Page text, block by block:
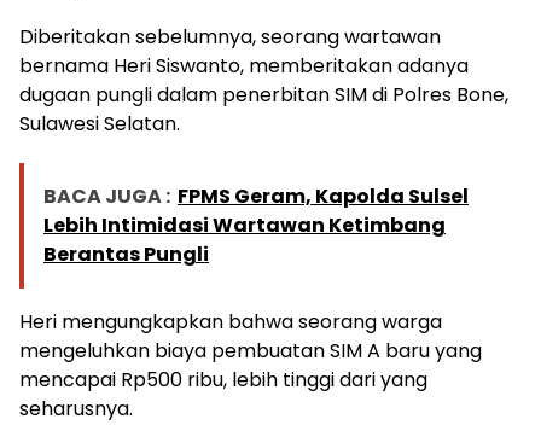
Diberitakan sebelumnya, seorang wartawan
bernama Heri Siswanto, memberitakan adanya
dugaan pungli dalam penerbitan SIM di Polres Bone,
Sulawesi Selatan.
BACA JUGA : FPMS Geram, Kapolda Sulsel
Lebih Intimidasi Wartawan Ketimbang
Berantas Pungli
Heri mengungkapkan bahwa seorang warga
mengeluhkan biaya pembuatan SIM A baru yang
mencapai Rp500 ribu, lebih tinggi dari yang
seharusnya.